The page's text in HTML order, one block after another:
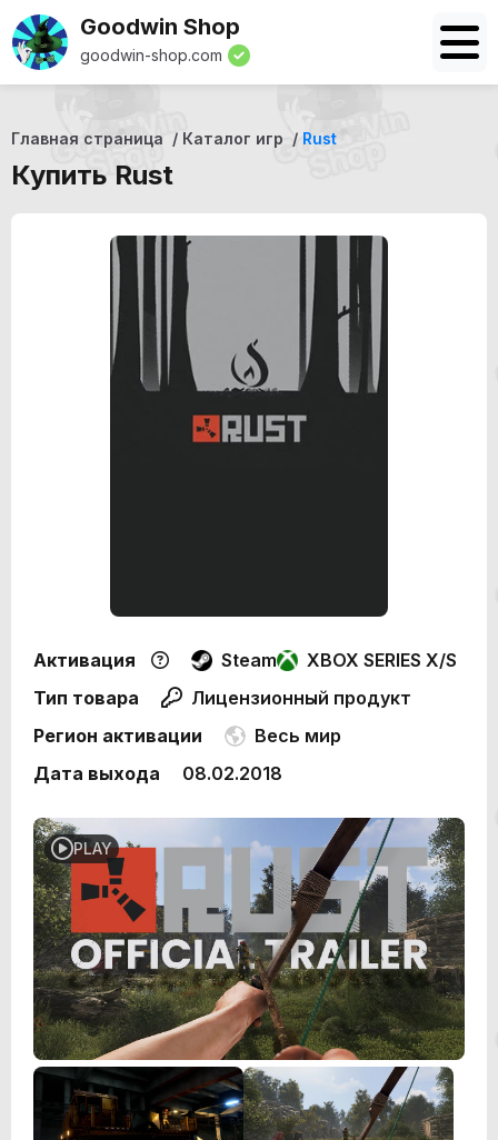
Goodwin Shop
goodwin-shop.com
Главная страница Каталог игр Rust
Купить Rust
Активация Steam
XBOX SERIES X/S
Тип товара
Лицензионный продукт
Регион активации
Весь мир
Дата выхода
08.02.2018
PLAY